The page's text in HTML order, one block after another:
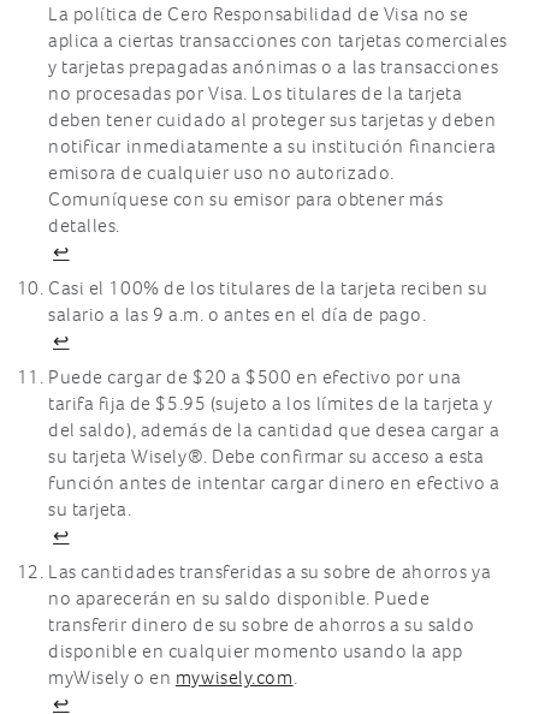
La política de Cero Responsabilidad de Visa no se
aplica a ciertas transacciones con tarjetas comerciales
y tarjetas prepagadas anónimas o a las transacciones
no procesadas por Visa. Los titulares de la tarjeta
deben tener cuidado al proteger sus tarjetas y deben
notificar inmediatamente a su institución financiera
emisora de cualquier uso no autorizado.
Comuníquese con su emisor para obtener más
detalles.
↩
Casi el 100% de los titulares de la tarjeta reciben su
salario a las 9 a.m. o antes en el día de pago.
↩
Puede cargar de $20 a $500 en efectivo por una
tarifa fija de $5.95 (sujeto a los límites de la tarjeta y
del saldo), además de la cantidad que desea cargar a
su tarjeta Wisely®. Debe confirmar su acceso a esta
función antes de intentar cargar dinero en efectivo a
su tarjeta.
↩
Las cantidades transferidas a su sobre de ahorros ya
no aparecerán en su saldo disponible. Puede
transferir dinero de su sobre de ahorros a su saldo
disponible en cualquier momento usando la app
myWisely o en mywisely.com.
↩